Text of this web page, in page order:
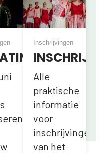
Inschrijvingen
Alle
praktische
informatie
voor
inschrijvingen
van het